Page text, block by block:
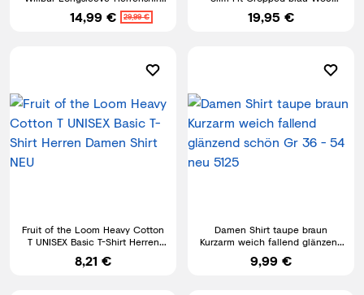
Grandad Shirt Männer
14,99 € 29,99 €
Knopfleiste Stretch
19,95 €
Fruit of the Loom Heavy Cotton
T UNISEX Basic T-Shirt Herren
Damen Shirt NEU
8,21 €
Damen Shirt taupe braun
Kurzarm weich fallend glänzend
schön Gr 36 - 54 neu 5125
9,99 €